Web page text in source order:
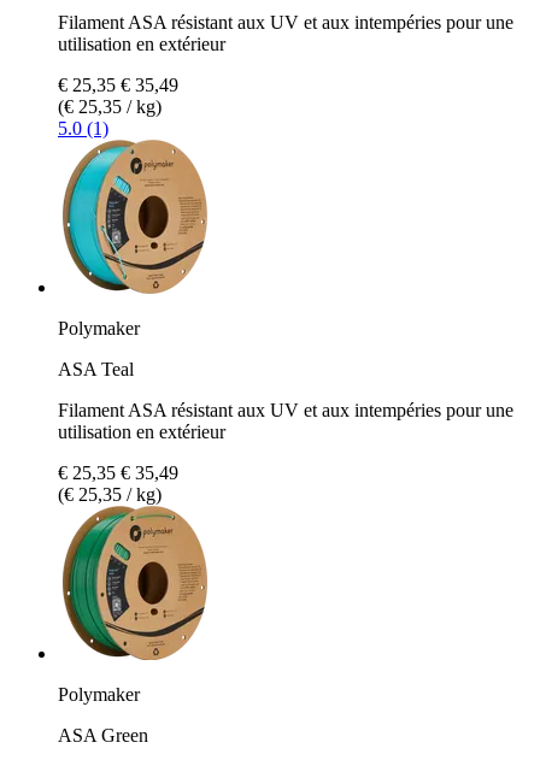
Filament ASA résistant aux UV et aux intempéries pour une
utilisation en extérieur
€ 25,35 € 35,49
(€ 25,35 / kg)
5.0 (1)
Polymaker
ASA Teal
Filament ASA résistant aux UV et aux intempéries pour une
utilisation en extérieur
€ 25,35 € 35,49
(€ 25,35 / kg)
Polymaker
ASA Green